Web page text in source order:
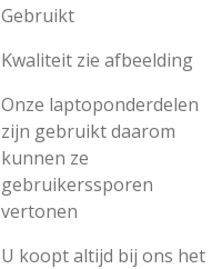
Gebruikt
Kwaliteit zie afbeelding
Onze laptoponderdelen
zijn gebruikt daarom
kunnen ze
gebruikerssporen
vertonen
U koopt altijd bij ons het